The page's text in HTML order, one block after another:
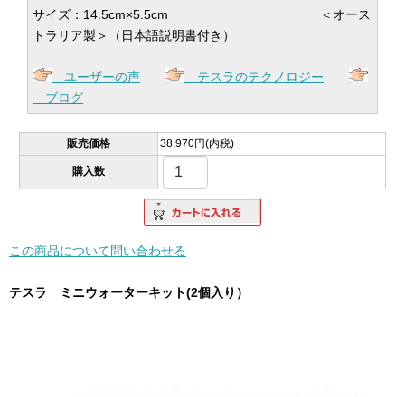
サイズ：14.5cm×5.5cm ＜オース
トラリア製＞（日本語説明書付き）
ユーザーの声
テスラのテクノロジー
ブログ
販売価格 38,970円(内税)
購入数
この商品について問い合わせる
テスラ ミニウォーターキット(2個入り）